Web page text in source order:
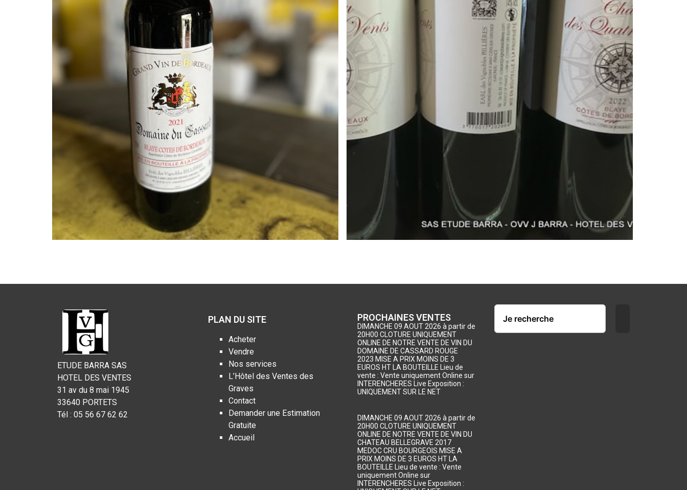
ETUDE BARRA SAS
HOTEL DES VENTES
31 av du 8 mai 1945
33640 PORTETS
Tél : 05 56 67 62 62
PLAN DU SITE
Acheter
Vendre
Nos services
L’Hôtel des Ventes des
Graves
Contact
Demander une Estimation
Gratuite
Accueil
PROCHAINES VENTES
DIMANCHE 09 AOUT 2026 à partir de
20H00 CLOTURE UNIQUEMENT
ONLINE DE NOTRE VENTE DE VIN DU
DOMAINE DE CASSARD ROUGE
2023 MISE A PRIX MOINS DE 3
EUROS HT LA BOUTEILLE Lieu de
vente : Vente uniquement Online sur
INTERENCHERES Live Exposition :
UNIQUEMENT SUR LE NET
DIMANCHE 09 AOUT 2026 à partir de
20H00 CLOTURE UNIQUEMENT
ONLINE DE NOTRE VENTE DE VIN DU
CHATEAU BELLEGRAVE 2017
MEDOC CRU BOURGEOIS MISE A
PRIX MOINS DE 3 EUROS HT LA
BOUTEILLE Lieu de vente : Vente
uniquement Online sur
INTERENCHERES Live Exposition :